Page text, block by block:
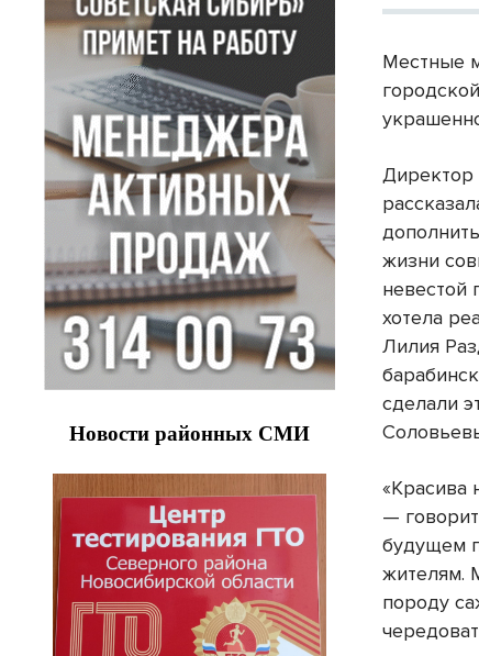
Местные
жизни
невестой
хотела
Лилия
сделали
«Красива
—
будущем
жителям.
породу